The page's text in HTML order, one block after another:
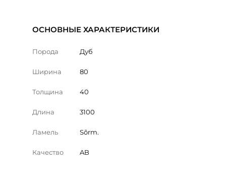
ОСНОВНЫЕ ХАРАКТЕРИСТИКИ
Порода Дуб
Ширина 80
Толщина 40
Длина 3100
Ламель Sõrm.
Качество AB